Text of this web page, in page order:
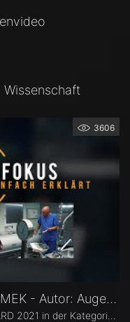
Wissenschaft
3606
Hornhauttransplantation mit DMEK - Autor: Augenklinik Dardenne